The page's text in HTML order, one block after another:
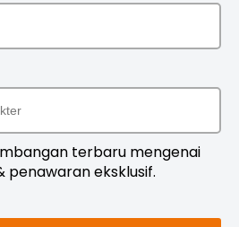
terbaru mengenai
penawaran eksklusif.